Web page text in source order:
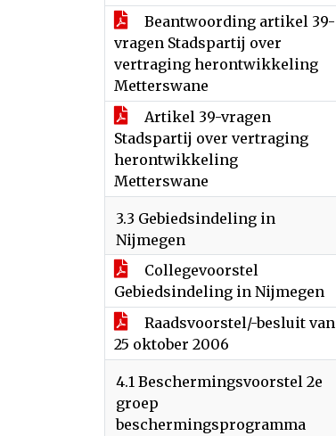
Beantwoording artikel 39-
vragen Stadspartij over
vertraging herontwikkeling
Metterswane
Artikel 39-vragen
Stadspartij over vertraging
herontwikkeling
Metterswane
3.3 Gebiedsindeling in
Nijmegen
Collegevoorstel
Gebiedsindeling in Nijmegen
Raadsvoorstel/-besluit van
25 oktober 2006
4.1 Beschermingsvoorstel 2e
groep
beschermingsprogramma